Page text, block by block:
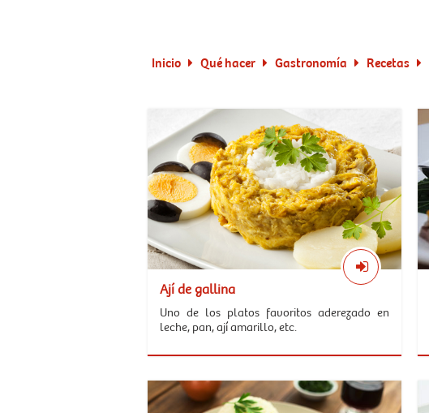
Inicio Qué hacer Gastronomía Recetas
Ají de gallina
Uno de los platos favoritos aderezado en
leche, pan, ají amarillo, etc.